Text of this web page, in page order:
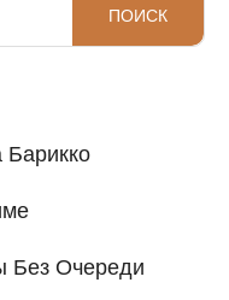
ПОИСК
Без Очереди